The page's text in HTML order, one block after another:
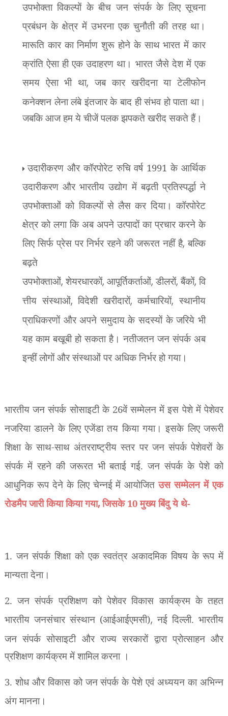
उपभोक्ता विकल्पों के बीच जन संपर्क के लिए सूचना
प्रबंधन के क्षेत्र में उभरना एक चुनौती की तरह था।
मारूति कार का निर्माण शुरू होने के साथ भारत में कार
क्रांति ऐसा ही एक उदाहरण था। भारत जैसे देश में एक
समय ऐसा भी था, जब कार खरीदना या टेलीफोन
कनेक्शन लेनालंबे इंतजार के बाद ही संभव हो पाता था।
जबकि आज हम ये चीजें पलक झपकते खरीद सकते हैं।
उदारीकरण और कॉरपोरेट रुचि वर्ष 1991 के आर्थिक
उदारीकरण और भारतीय उद्योग में बढ़ती प्रतिस्पर्द्धा ने
उपभोक्ताओं को विकल्पों से लैस कर दिया। कॉरपोरेट
क्षेत्र को लगा कि अब अपने उत्पादों का प्रचार करने के
लिए सिर्फ प्रेस पर निर्भर रहने की जरूरत नहीं है,बल्कि
बढ़ते
उपभोक्ताओं, शेयरधारकों, आपूर्तिकर्ताओं, डीलरों,बैंकों,वि
त्तीय संस्थाओं,विदेशी खरीदारों,कर्मचारियों,स्थानीय
प्राधिकरणों और अपने समुदाय के सदस्यों के जरिये भी
यह काम बखूबी हो सकता है। नतीजतन जन संपर्क अब
इन्हीं लोगों और संस्थाओं पर अधिक निर्भर हो गया।
भारतीय जन संपर्क सोसाइटी के 26वें सम्मेलन में इस पेशे में पेशेवर
नजरिया डालने के लिए एजेंडा तय किया गया। इसके लिए जरूरी
शिक्षा के साथ-साथ अंतरराष्ट्रीय स्तर पर जन संपर्क पेशेवरों के
संपर्क में रहने की जरूरत भी बताई गई. जन संपर्क के पेशे को
आधुनिक रूप देने के लिए चेन्नई में आयोजितउस सम्मेलन में एक
रोडमैप जारी किया किया गया,जिसके 10 मुख्यबिंदु ये थे-
1. जन संपर्क शिक्षा को एक स्वतंत्र अकादमिक विषय के रूप में
मान्यता देना।
2. जन संपर्क प्रशिक्षण को पेशेवर विकास कार्यक्रम के तहत
भारतीय जनसंचार संस्थान (आईआईएमसी), नई दिल्ली. भारतीय
जन संपर्क सोसाइटी और राज्य सरकारों द्वारा प्रोत्साहन और
प्रशिक्षण कार्यक्रम में शामिल करना ।
3. शोध और विकास को जन संपर्क के पेशे एवं अध्ययन का अभिन्न
अंग मानना।